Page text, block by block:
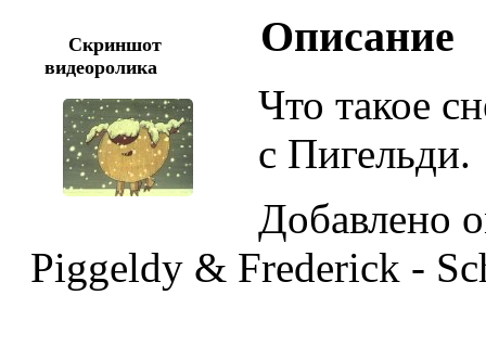
Скриншот
видеоролика
Описание
Что такое
с Пигельди.
Добавлено
Piggeldy & Frederick -